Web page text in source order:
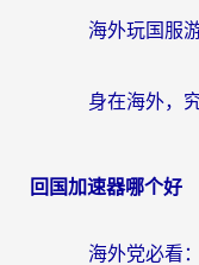
回国加速器哪个好